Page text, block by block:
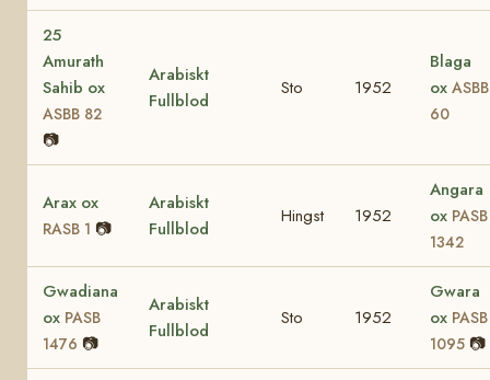
25
Amurath
Sahib ox
ASBB 82
📷
Arabiskt
Fullblod
Sto 1952
Blaga
ox ASBB
60
Arax ox
RASB 1 📷
Arabiskt
Fullblod
Hingst 1952
Angara
ox PASB
1342
Gwadiana
ox PASB
1476 📷
Arabiskt
Fullblod
Sto 1952
Gwara
ox PASB
1095 📷